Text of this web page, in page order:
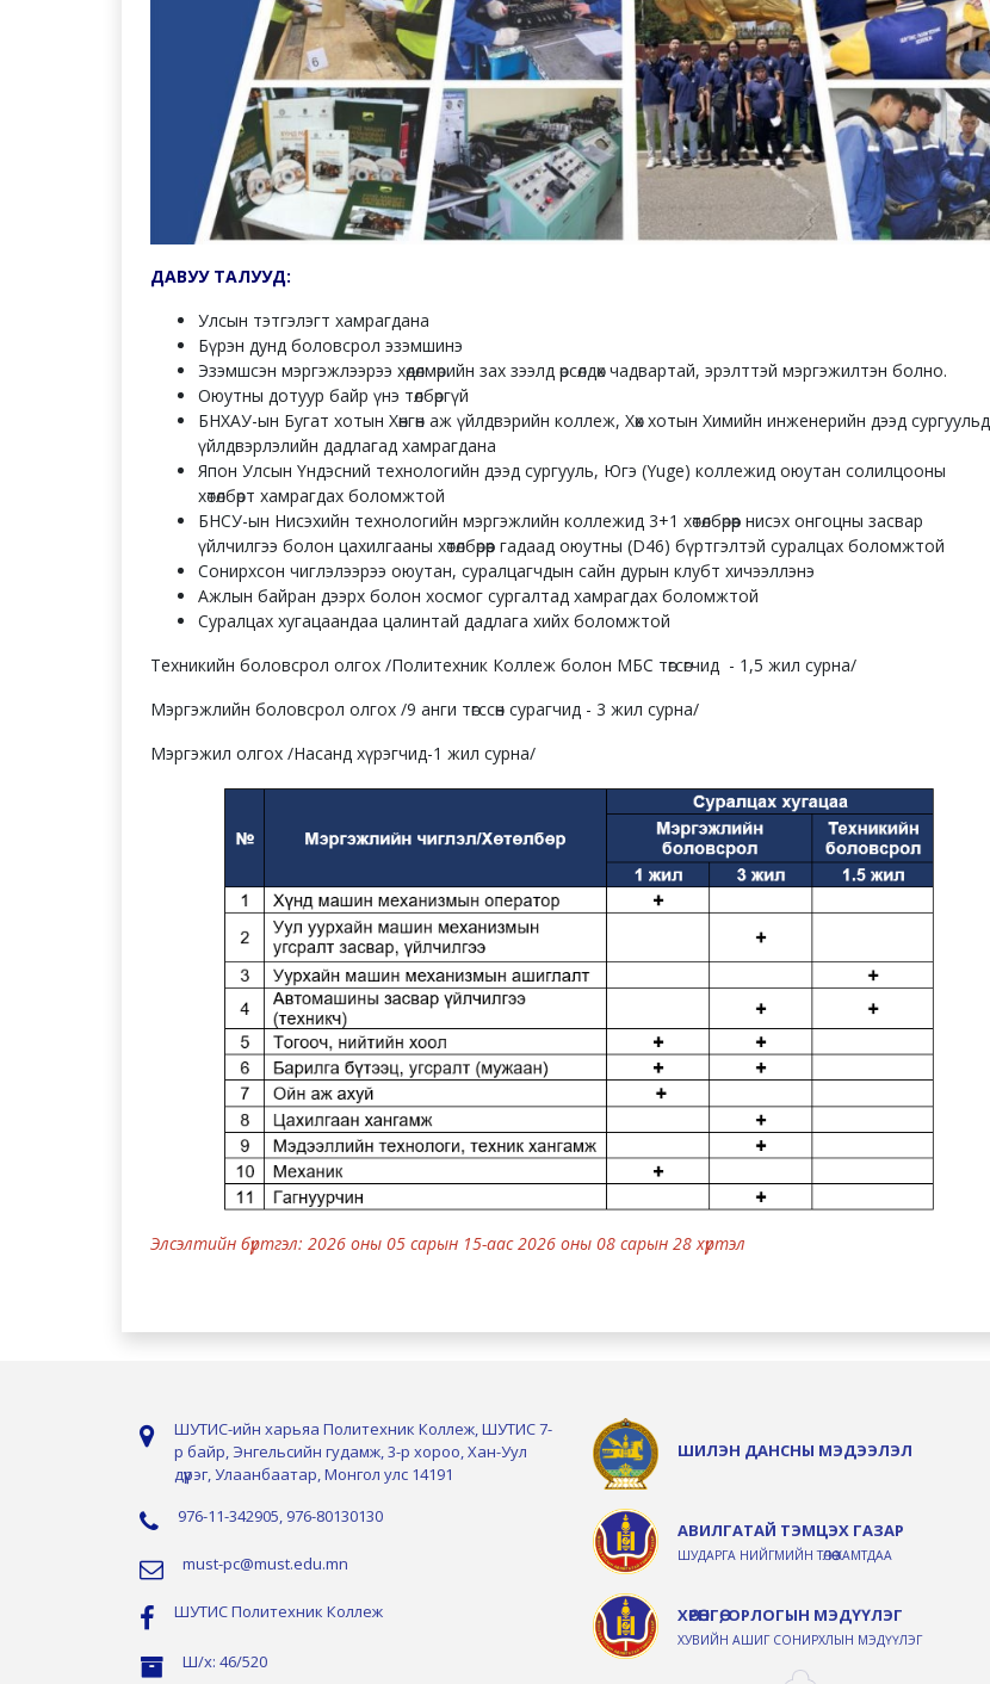
ДАВУУ ТАЛУУД:
Улсын тэтгэлэгт хамрагдана
Бүрэн дунд боловсрол эзэмшинэ
Эзэмшсэн мэргэжлээрээ хөдөлмөрийн зах зээлд өрсөлдөх чадвартай, эрэлттэй мэргэжилтэн болно.
Оюутны дотуур байр үнэ төлбөргүй
БНХАУ-ын Бугат хотын Хөнгөн аж үйлдвэрийн коллеж, Хөх хотын Химийн инженерийн дээд сургуульд
үйлдвэрлэлийн дадлагад хамрагдана
Япон Улсын Үндэсний технологийн дээд сургууль, Югэ (Yuge) коллежид оюутан солилцооны
хөтөлбөрт хамрагдах боломжтой
БНСУ-ын Нисэхийн технологийн мэргэжлийн коллежид 3+1 хөтөлбөрөөр нисэх онгоцны засвар
үйлчилгээ болон цахилгааны хөтөлбөрөөр гадаад оюутны (D46) бүртгэлтэй суралцах боломжтой
Сонирхсон чиглэлээрээ оюутан, суралцагчдын сайн дурын клубт хичээллэнэ
Ажлын байран дээрх болон хосмог сургалтад хамрагдах боломжтой
Суралцах хугацаандаа цалинтай дадлага хийх боломжтой
Техникийн боловсрол олгох /Политехник Коллеж болон МБС төгсөгчид - 1,5 жил сурна/
Мэргэжлийн боловсрол олгох /9 анги төгссөн сурагчид - 3 жил сурна/
Мэргэжил олгох /Насанд хүрэгчид-1 жил сурна/
Элсэлтийн бүртгэл: 2026 оны 05 сарын 15-аас 2026 оны 08 сарын 28 хүртэл
ШУТИС-ийн харьяа Политехник Коллеж, ШУТИС 7-
р байр, Энгельсийн гудамж, 3-р хороо, Хан-Уул
дүүрэг, Улаанбаатар, Монгол улс 14191
976-11-342905, 976-80130130
must-pc@must.edu.mn
ШУТИС Политехник Коллеж
Ш/х: 46/520
ШИЛЭН ДАНСНЫ МЭДЭЭЛЭЛ
АВИЛГАТАЙ ТЭМЦЭХ ГАЗАР
ШУДАРГА НИЙГМИЙН ТӨЛӨӨ ХАМТДАА
ХӨРӨНГӨ, ОРЛОГЫН МЭДҮҮЛЭГ
ХУВИЙН АШИГ СОНИРХЛЫН МЭДҮҮЛЭГ